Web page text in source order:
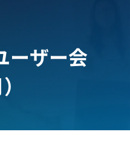
ーザー会